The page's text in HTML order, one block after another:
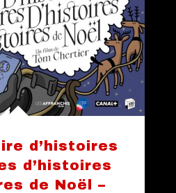
d’histoires
d’histoires
de Noël –